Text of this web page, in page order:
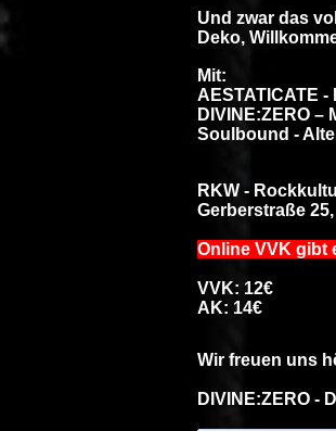
Und zwar das
Deko,
Mit:
AESTATICATE
DIVINE:ZERO –
Soulbound -
RKW -
Gerberstraße
Online VVK gibt
VVK: 12€
AK: 14€
Wir freuen uns
DIVINE:ZERO -